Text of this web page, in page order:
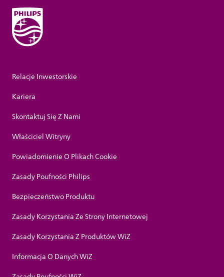
Relacje Inwestorskie
Kariera
Skontaktuj Się Z Nami
Właściciel Witryny
Powiadomienie O Plikach Cookie
Zasady Poufności Philips
Bezpieczeństwo Produktu
Zasady Korzystania Ze Strony Internetowej
Zasady Korzystania Z Produktów WiZ
Informacja O Danych WiZ